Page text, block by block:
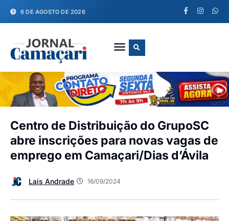
6 DE AGOSTO DE 2026
Centro de Distribuição do GrupoSC
abre inscrições para novas vagas de
emprego em Camaçari/Dias d’Ávila
Laís Andrade 16/09/2024